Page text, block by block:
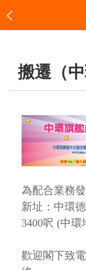
搬遷（中
為配合業務
新址：中環
3400呎 (中
歡迎閣下致電